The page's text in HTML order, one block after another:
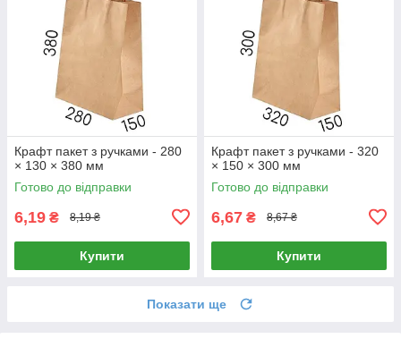
Крафт пакет з ручками - 280
× 130 × 380 мм
Готово до відправки
6,19 ₴ 8,19 ₴
Купити
Крафт пакет з ручками - 320
× 150 × 300 мм
Готово до відправки
6,67 ₴ 8,67 ₴
Купити
Показати ще